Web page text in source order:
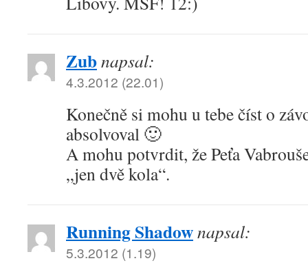
Zubnapsal:
4.3.2012 (22.01)
Konečně si mohu u tebe číst o
absolvoval 🙂
A mohu potvrdit, že Peťa
„jen dvě kola“.
Running Shadownapsal:
5.3.2012 (1.19)